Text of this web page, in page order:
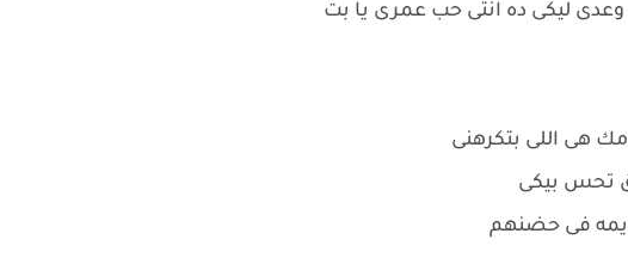
ليكى ده انتى حب عمرى يا بت
هى اللى بتكرهنى
تحس بيكى
فى حضنهم